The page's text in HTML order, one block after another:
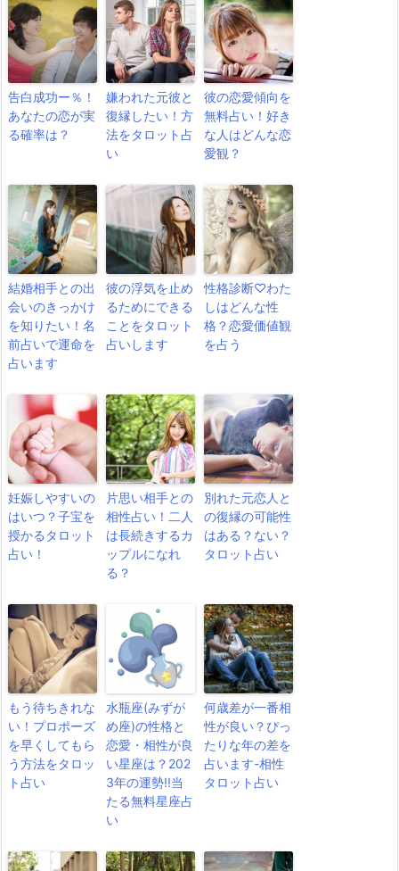
告白成功ー％！
あなたの恋が実
る確率は？
嫌われた元彼と
復縁したい！方
法をタロット占
い
彼の恋愛傾向を
無料占い！好き
な人はどんな恋
愛観？
結婚相手との出
会いのきっかけ
を知りたい！名
前占いで運命を
占います
彼の浮気を止め
るためにできる
ことをタロット
占いします
性格診断♡わた
しはどんな性
格？恋愛価値観
を占う
妊娠しやすいの
はいつ？子宝を
授かるタロット
占い！
片思い相手との
相性占い！二人
は長続きするカ
ップルになれ
る？
別れた元恋人と
の復縁の可能性
はある？ない？
タロット占い
もう待ちきれな
い！プロポーズ
を早くしてもら
う方法をタロッ
ト占い
水瓶座(みずが
め座)の性格と
恋愛・相性が良
い星座は？202
3年の運勢!!当
たる無料星座占
い
何歳差が一番相
性が良い？ぴっ
たりな年の差を
占います-相性
タロット占い